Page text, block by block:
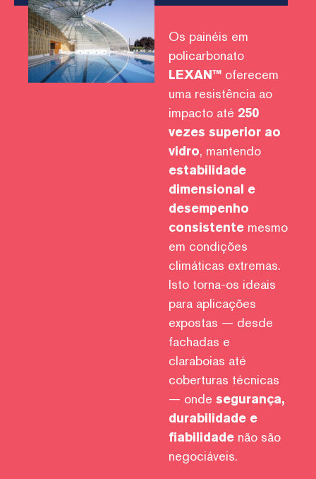
Os painéis em
policarbonato
LEXAN™oferecem
uma resistência ao
impacto até 250
vezes superior ao
vidro, mantendo
estabilidade
dimensional e
desempenho
consistentemesmo
em condições
climáticas extremas.
Isto torna-os ideais
para aplicações
expostas — desde
fachadas e
claraboias até
coberturas técnicas
— onde segurança,
durabilidade e
fiabilidadenão são
negociáveis.